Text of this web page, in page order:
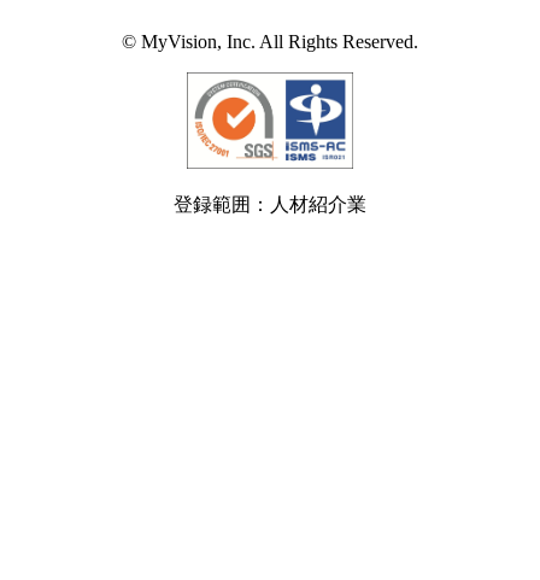
© MyVision, Inc. All Rights Reserved.
登録範囲：人材紹介業